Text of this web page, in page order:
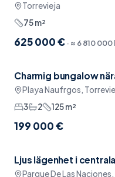
Torrevieja
75m²
625 000 € · ≈ 6 810 000
Möblerat
Charmig bungalow
Playa Naufrgos,
3
2 125m²
199 000 €
Reserverad Pool
Ljus lägenhet i
Parque De Las